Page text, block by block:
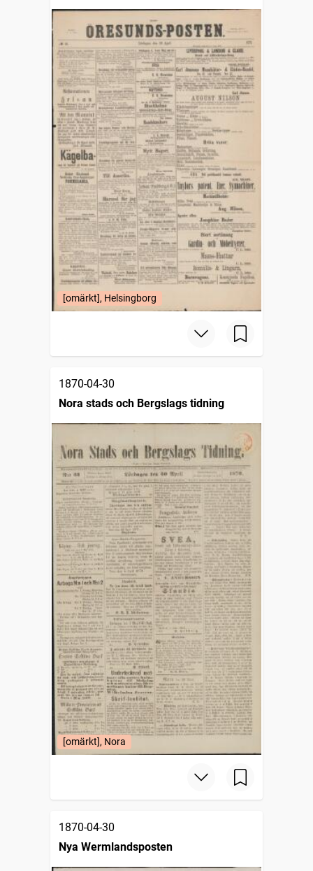
[omärkt], Helsingborg
1870-04-30
Nora stads och Bergslags tidning
[omärkt], Nora
1870-04-30
Nya Wermlandsposten